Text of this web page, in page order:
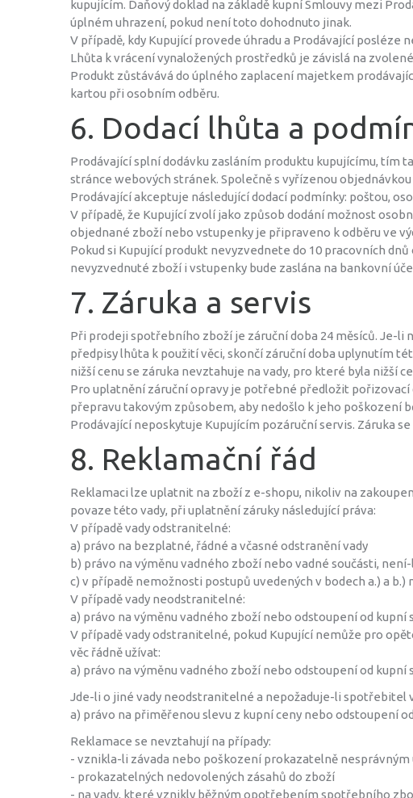
kupujícím. Daňový doklad na základě kupní Smlouvy mezi
úplném uhrazení, pokud není toto dohodnuto jinak.
V případě, kdy Kupující provede úhradu a Prodávající
Lhůta k vrácení vynaložených prostředků je závislá na
Produkt zůstávává do úplného zaplacení majetkem
kartou při osobním odběru.
6. Dodací lhůta a
Prodávající splní dodávku zasláním produktu kupujícímu, tím
stránce webových stránek. Společně s vyřízenou
Prodávající akceptuje následující dodací podmínky: poštou,
V případě, že Kupující zvolí jako způsob dodání možnost
objednané zboží nebo vstupenky je připraveno k odběru ve
Pokud si Kupující produkt nevyzvednete do 10 pracovních
nevyzvednuté zboží i vstupenky bude zaslána na bankovní
7. Záruka a servis
Při prodeji spotřebního zboží je záruční doba 24 měsíců. Je-
předpisy lhůta k použití věci, skončí záruční doba uplynutím
nižší cenu se záruka nevztahuje na vady, pro které byla nižší
Pro uplatnění záruční opravy je potřebné předložit
přepravu takovým způsobem, aby nedošlo k jeho poškození
Prodávající neposkytuje Kupujícím pozáruční servis. Záruka
8. Reklamační řád
Reklamaci lze uplatnit na zboží z e-shopu, nikoliv na
povaze této vady, při uplatnění záruky následující práva:
V případě vady odstranitelné:
a) právo na bezplatné, řádné a včasné odstranění vady
b) právo na výměnu vadného zboží nebo vadné součásti,
c) v případě nemožnosti postupů uvedených v bodech a.) a
V případě vady neodstranitelné:
a) právo na výměnu vadného zboží nebo odstoupení od kupní
V případě vady odstranitelné, pokud Kupující nemůže pro
věc řádně užívat:
a) právo na výměnu vadného zboží nebo odstoupení od kupní
Jde-li o jiné vady neodstranitelné a nepožaduje-li spotřebitel
a) právo na přiměřenou slevu z kupní ceny nebo odstoupení
Reklamace se nevztahují na případy:
- vznikla-li závada nebo poškození prokazatelně
- prokazatelných nedovolených zásahů do zboží
- na vady, které vznikly běžným opotřebením spotřebního